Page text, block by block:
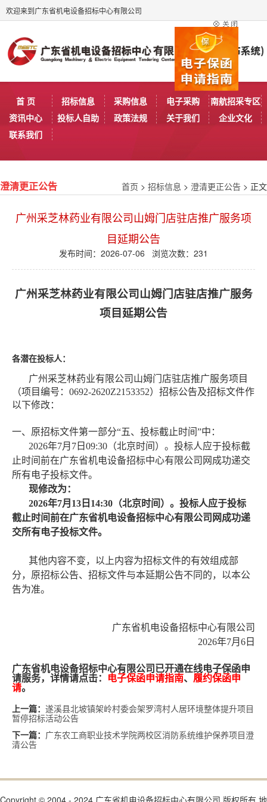
欢迎来到广东省机电设备招标中心有限公司
首 页 招标信息 采购信息 电子采购
南航招采专区
资讯中心
投标人自助 政策法规 关于我们
企业文化
联系我们
澄清更正公告 首页 > 招标信息 > 澄清更正公告 > 正文
广州采芝林药业有限公司山姆门店驻店推广服务项
目延期公告
发布时间：2026-07-06 浏览次数： 231
广州采芝林药业有限公司山姆门店驻店推广服务
项目 延期公告
各潜在投标人：
广州采芝林药业有限公司山姆门店驻店推广服务项目
（项目编号： 0692-2620Z2153352）招标公告及招标文件作
以下修改：
一、原招标文件第一部分“五、投标截止时间”中：
2026年7月7日09:30（北京时间）。投标人应于投标截
止时间前在广东省机电设备招标中心有限公司网成功递交
所有电子投标文件。
现修改为：
2026年7月 13 日 14:30（北京时间）。投标人应于投标
截止时间前在广东省机电设备招标中心有限公司网成功递
交所有电子投标文件。
其他内容不变，以上内容为招标文件的有效组成部
分，原招标公告、招标文件与本延期公告不同的，以本公
告为准。
广东省机电设备招标中心有限公司
2026年7月 6 日
广东省机电设备招标中心有限公司已开通在线电子保函申
请服务，详情请点击： 电子保函申请指南、履约保函申
请。
上一篇： 遂溪县北坡镇架岭村委会架罗湾村人居环境整体提升项目
暂停招标活动公告
下一篇： 广东农工商职业技术学院两校区消防系统维护保养项目澄
清公告